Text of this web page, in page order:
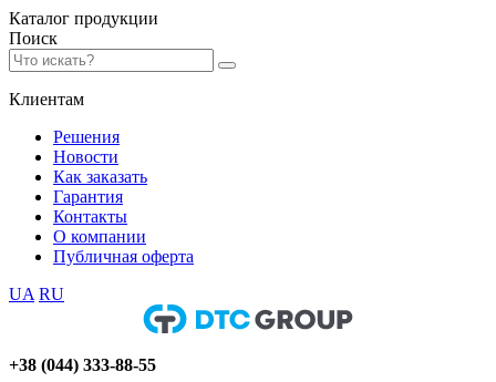
Каталог продукции
Поиск
Клиентам
Решения
Новости
Как заказать
Гарантия
Контакты
О компании
Публичная оферта
UA RU
+38 (044) 333-88-55